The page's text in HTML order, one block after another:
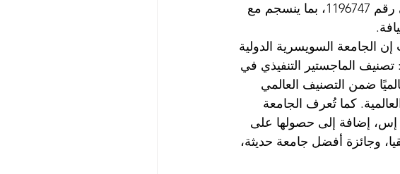
بموجب الرخصة المهنية الصادرة عن دائرة الاقتصاد والسياحة في دبي رقم 1196747، بما ينسجم مع
الجامعة السويسرية الدولية
تصنيف الماجستير التنفيذي في
عالميًا ضمن التصنيف العالمي
الجودة العالمية. كما تُعرف الجامعة
إس، إضافة إلى حصولها على
وجائزة أفضل جامعة حديثة،